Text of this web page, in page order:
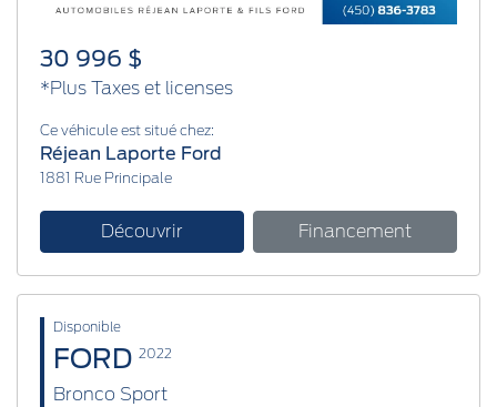
30 996 $
*Plus Taxes et licenses
Ce véhicule est situé chez:
Réjean Laporte Ford
1881 Rue Principale
Découvrir Financement
Disponible
FORD 2022
Bronco Sport